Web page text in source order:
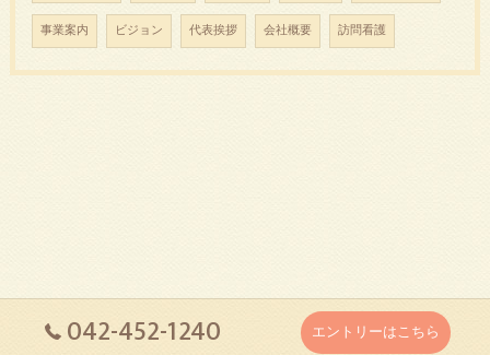
事業案内 ビジョン 代表挨拶 会社概要 訪問看護
042-452-1240 エントリーはこちら